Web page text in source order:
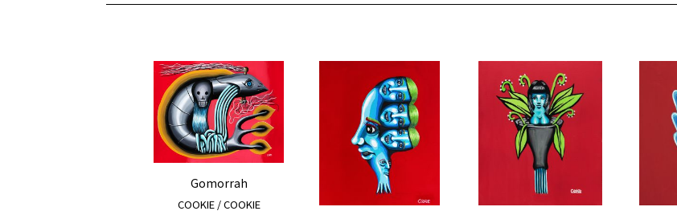
Gomorrah
COOKIE / COOKIE